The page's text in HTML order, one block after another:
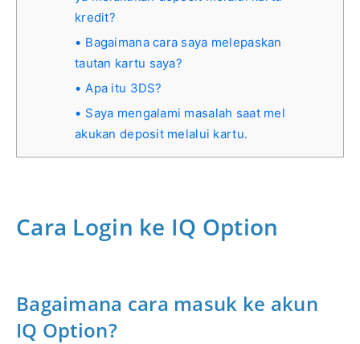
kredit?
Bagaimana cara saya melepaskan
tautan kartu saya?
Apa itu 3DS?
Saya mengalami masalah saat mel
akukan deposit melalui kartu.
Cara Login ke IQ Option
Bagaimana cara masuk ke akun
IQ Option?